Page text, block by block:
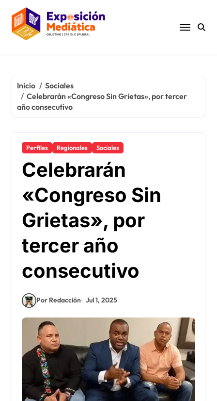
contenido
Inicio
Sociales
Celebrarán «Congreso Sin Grietas», por tercer
año consecutivo
Perfiles Regionales Sociales
Celebrarán
«Congreso Sin
Grietas», por
tercer año
consecutivo
Por Redacción Jul 1, 2025